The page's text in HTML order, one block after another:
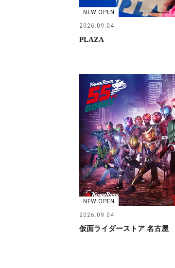
NEW OPEN
2026.09.04
PLAZA
NEW OPEN
2026.09.04
仮面ライダーストア 名古屋